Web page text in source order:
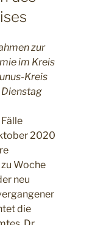
zur
im Kreis
Kreis
Dienstag
2020
Woche
neu
die